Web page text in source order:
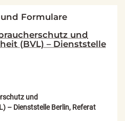
Formulare
und
(BVL) – Dienststelle
und
– Dienststelle Berlin, Referat